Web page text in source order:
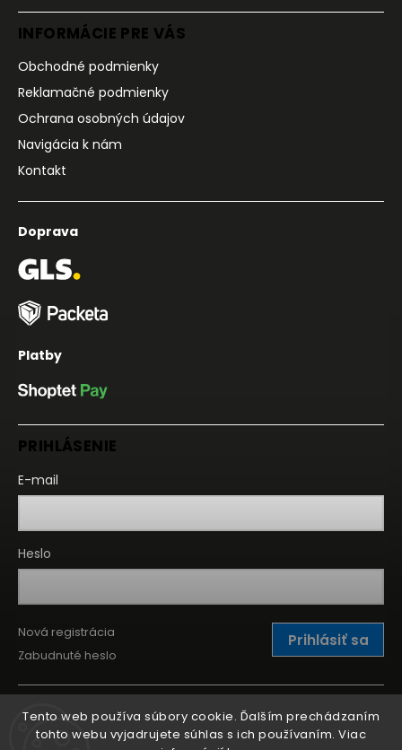
Tento web používa súbory cookie. Ďalším prechádzaním
tohto webu vyjadrujete súhlas s ich používaním. Viac
INFORMÁCIE PRE VÁS
Obchodné podmienky
Reklamačné podmienky
Ochrana osobných údajov
Navigácia k nám
Kontakt
Doprava
Platby
PRIHLÁSENIE
E-mail
Heslo
Prihlásiť sa
Nová registrácia
Zabudnuté heslo